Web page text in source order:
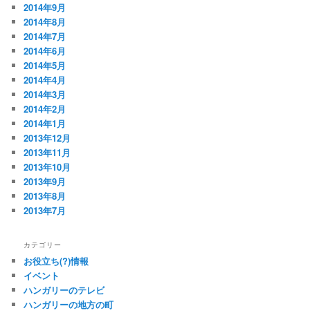
2014年9月
2014年8月
2014年7月
2014年6月
2014年5月
2014年4月
2014年3月
2014年2月
2014年1月
2013年12月
2013年11月
2013年10月
2013年9月
2013年8月
2013年7月
カテゴリー
お役立ち(?)情報
イベント
ハンガリーのテレビ
ハンガリーの地方の町